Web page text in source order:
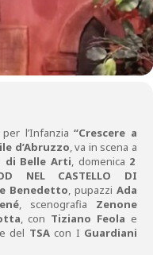
per l’Infanzia“Crescere a
d’Abruzzo, va in scena a
di Belle Arti, domenica 2
NEL CASTELLO DI
Benedetto, pupazzi Ada
, scenografia Zenone
, con Tiziano Feola e
del TSAcon I Guardiani